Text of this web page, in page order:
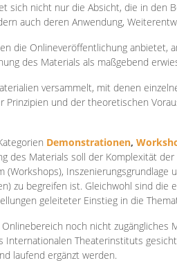
sich nicht nur die Absicht, die in den
auch deren Anwendung,
die Onlineveröffentlichung anbietet,
des Materials als maßgebend
versammelt, mit denen
und der theoretischen
Demonstrationen,
des Materials soll der Komplexität
(Workshops),
zu begreifen ist. Gleichwohl sind
geleiteter Einstieg in die
noch nicht zugängliches
Internationalen Theaterinstituts
laufend ergänzt werden.